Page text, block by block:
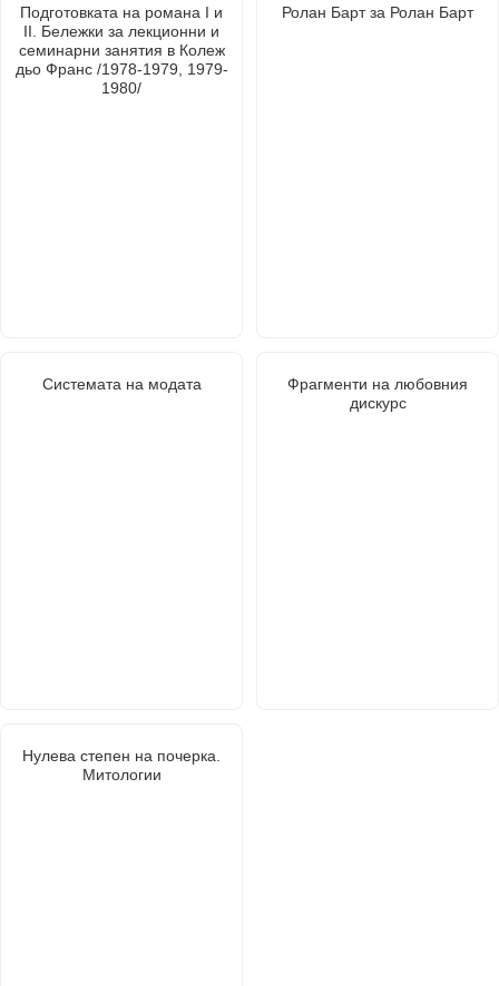
Подготовката на романа І и
ІІ. Бележки за лекционни и
семинарни занятия в Колеж
дьо Франс /1978-1979, 1979-
1980/
Ролан Барт за Ролан Барт
Системата на модата
Фрагменти на любовния
дискурс
Нулева степен на почерка.
Митологии